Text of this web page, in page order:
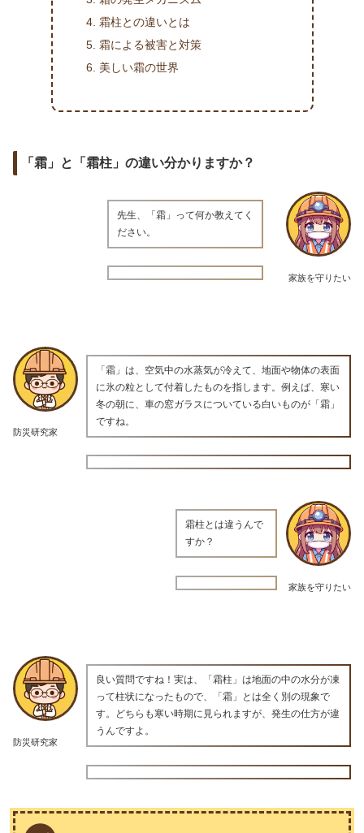
霜柱との違いとは
霜による被害と対策
美しい霜の世界
「霜」と「霜柱」の違い分かりますか？
家族を守りたい
先生、「霜」って何か教えてく
ださい。
防災研究家
「霜」は、空気中の水蒸気が冷えて、地面や物体の表面
に氷の粒として付着したものを指します。例えば、寒い
冬の朝に、車の窓ガラスについている白いものが「霜」
ですね。
家族を守りたい
霜柱とは違うんで
すか？
防災研究家
良い質問ですね！実は、「霜柱」は地面の中の水分が凍
って柱状になったもので、「霜」とは全く別の現象で
す。どちらも寒い時期に見られますが、発生の仕方が違
うんですよ。